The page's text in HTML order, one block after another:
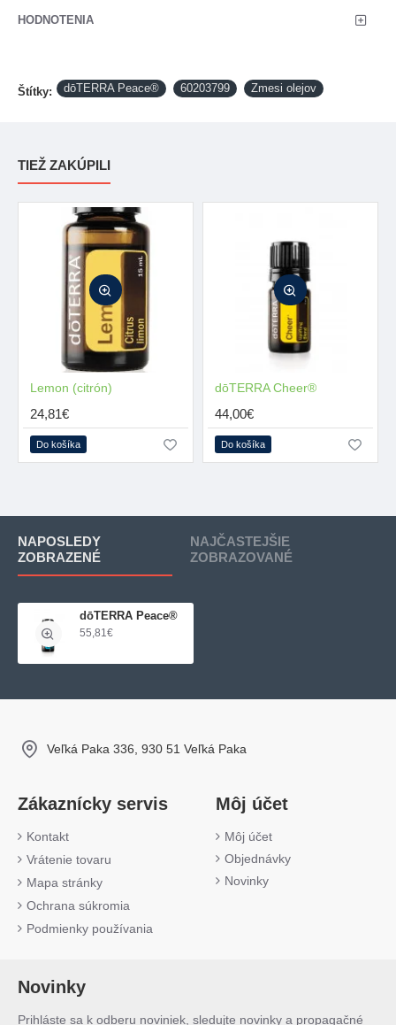
HODNOTENIA
Štítky: dōTERRA Peace® 60203799 Zmesi olejov
TIEŽ ZAKÚPILI
Lemon (citrón)
24,81€
Do košíka
dōTERRA Cheer®
44,00€
Do košíka
NAPOSLEDY
ZOBRAZENÉ
NAJČASTEJŠIE
ZOBRAZOVANÉ
dōTERRA Peace®
55,81€
Veľká Paka 336, 930 51 Veľká Paka
Zákaznícky servis
Kontakt
Vrátenie tovaru
Mapa stránky
Ochrana súkromia
Podmienky používania
Môj účet
Môj účet
Objednávky
Novinky
Novinky
Prihláste sa k odberu noviniek, sledujte novinky a propagačné